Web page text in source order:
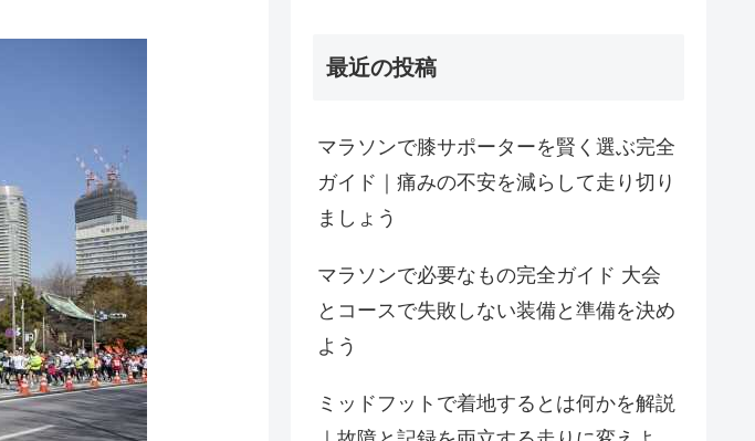
最近の投稿
マラソンで膝サポーターを賢く選ぶ完全
ガイド｜痛みの不安を減らして走り切り
ましょう
マラソンで必要なもの完全ガイド 大会
とコースで失敗しない装備と準備を決め
よう
ミッドフットで着地するとは何かを解説